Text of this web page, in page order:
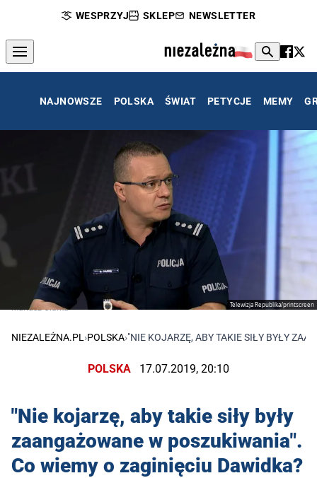
WESPRZYJ SKLEP NEWSLETTER
NAJNOWSZE POLSKA ŚWIAT PETYCJE MEMY
Telewizja Republika/printscreen
Mariusz Ciarka
NIEZALEŻNA.PL ›POLSKA›"NIE KOJARZĘ, ABY TAKIE SIŁY BYŁY
POLSKA 17.07.2019, 20:10
"Nie kojarzę, aby takie siły były
zaangażowane w poszukiwania".
Co wiemy o zaginięciu Dawidka?